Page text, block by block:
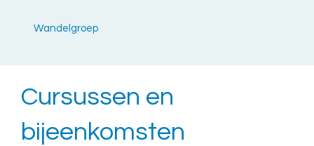
Wandelgroep
Cursussen en
bijeenkomsten